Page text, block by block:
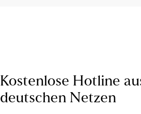
Kostenlose Hotline
deutschen Netzen